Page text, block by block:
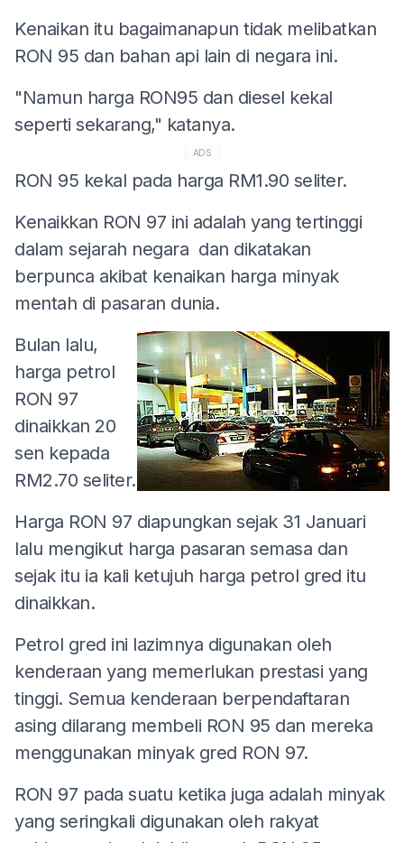
Kenaikan itu bagaimanapun tidak melibatkan
RON 95 dan bahan api lain di negara ini.
"Namun harga RON95 dan diesel kekal
seperti sekarang," katanya.
ADS
RON 95 kekal pada harga RM1.90 seliter.
Kenaikkan RON 97 ini adalah yang tertinggi
dalam sejarah negara dan dikatakan
berpunca akibat kenaikan harga minyak
mentah di pasaran dunia.
Bulan lalu,
harga petrol
RON 97
dinaikkan 20
sen kepada
RM2.70 seliter.
Harga RON 97 diapungkan sejak 31 Januari
lalu mengikut harga pasaran semasa dan
sejak itu ia kali ketujuh harga petrol gred itu
dinaikkan.
Petrol gred ini lazimnya digunakan oleh
kenderaan yang memerlukan prestasi yang
tinggi. Semua kenderaan berpendaftaran
asing dilarang membeli RON 95 dan mereka
menggunakan minyak gred RON 97.
RON 97 pada suatu ketika juga adalah minyak
yang seringkali digunakan oleh rakyat